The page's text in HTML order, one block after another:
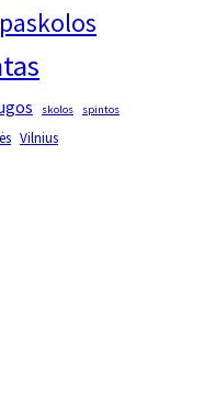
paskolos
skolos spintos
Vilnius